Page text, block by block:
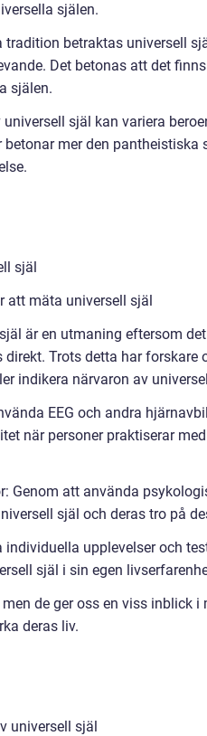
själen.
betraktas universell
Det betonas att det
själen.
själ kan variera
mer den pantheistiska
själ
att mäta universell själ
är en utmaning eftersom
direkt. Trots detta har
indikera närvaron av
EEG och andra
när personer praktiserar
Genom att använda
själ och deras tro på
upplevelser och
själ i sin egen
de ger oss en viss inblick
deras liv.
universell själ